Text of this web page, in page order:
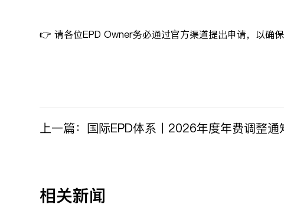
👉 请各位EPD Owner务必通过官方渠道提出申请，以确
上一篇： 国际EPD体系丨2026年度年费调整通
相关新闻